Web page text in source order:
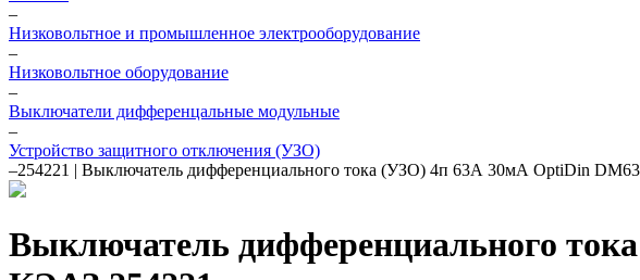
–
Низковольтное и промышленное электрооборудование
–
Низковольтное оборудование
–
Выключатели дифференцальные модульные
–
Устройство защитного отключения (УЗО)
–254221 | Выключатель дифференциального тока (УЗО) 4п 63А 30мА OptiDin
Выключатель дифференциального